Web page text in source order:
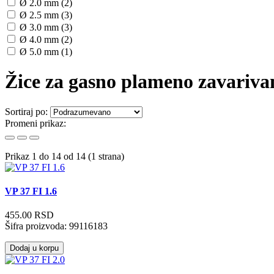
Ø 2.0 mm (2)
Ø 2.5 mm (3)
Ø 3.0 mm (3)
Ø 4.0 mm (2)
Ø 5.0 mm (1)
Žice za gasno plameno
Sortiraj po:
Promeni prikaz:
Prikaz 1 do 14 od 14 (1 strana)
VP 37 FI 1.6
455.00 RSD
Šifra proizvoda: 99116183
Dodaj u korpu